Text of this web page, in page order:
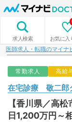
求人検索 お気に入
医師求人・転職のマイナ
常勤求人 高給
在宅診療 敬二郎
【香川県／高
日1,200万円～